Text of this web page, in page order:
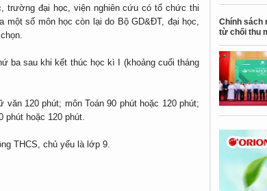
trường đại học, viện nghiên cứu có tổ chức thi
số môn học còn lại do Bộ GD&ĐT, đại học,
ba sau khi kết thúc học kì I (khoảng cuối tháng
120 phút; môn Toán 90 phút hoặc 120 phút;
hoặc 120 phút.
THCS, chủ yếu là lớp 9.
Chính sách
từ chối thu